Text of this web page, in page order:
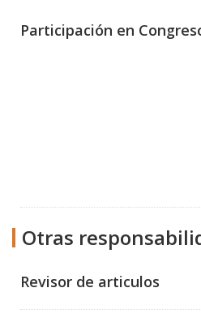
Participación en
Otras
Revisor de articulos